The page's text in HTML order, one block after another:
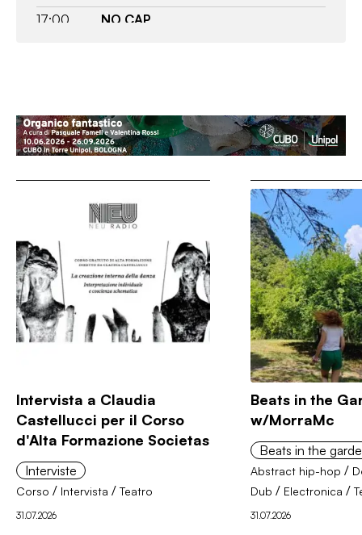
17:00 NO CAP
temuto secondo disco a cura di Zamp
Pharaoh Mystic Sound in Outer Space w/
Canea
Suoni, tellurici e dissonanti, un’oscurità
che bussa alla bocca dello stomaco a
cura di serena e.kippenbergen
21:00 Museek:Response (replica)
Dentro la scena elettronica con Albi Bello
Black music e derivati con Hancy
Intervista a Claudia
Castellucci per il Corso
d'Alta Formazione Societas
Interviste
Corso / Intervista / Teatro
31.07.2026
Beats in the
w/MorraMc
Beats in the
Abstract hip-hop /
Dub / Electronica /
31.07.2026